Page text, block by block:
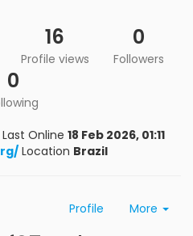
16
Profile views
0
Followers
0
Last Online 18 Feb 2026, 01:11
Location Brazil
Profile More